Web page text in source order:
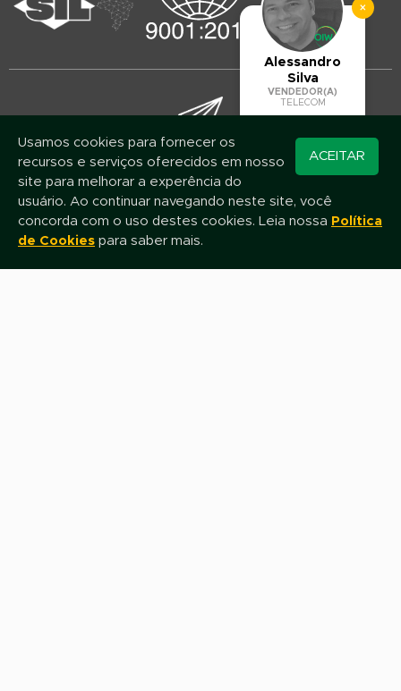
Mantenha-se atualizado!
Assine nossa newsletter e fique por dentro das novidades e promoções
Nome
×
Alessandro
Silva
VENDEDOR(A)
TELECOM
WhatsApp
ACEITAR
Usamos cookies para fornecer os
recursos e serviços oferecidos em nosso
site para melhorar a experência do
usuário. Ao continuar navegando neste site, você
concorda com o uso destes cookies. Leia nossa Política
de Cookies para saber mais.